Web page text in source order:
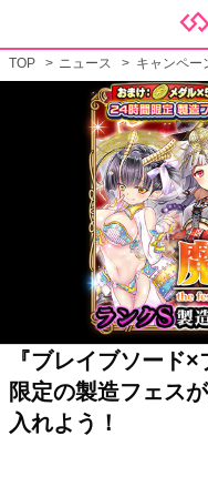
TOP ニュース キャンペー
『ブレイブソード
限定の製造フェス
入れよう！